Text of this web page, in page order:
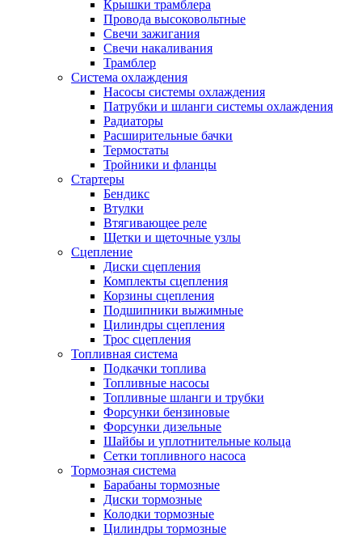
Крышки трамблера
Провода высоковольтные
Свечи зажигания
Свечи накаливания
Трамблер
Система охлаждения
Насосы системы охлаждения
Патрубки и шланги системы охлаждения
Радиаторы
Расширительные бачки
Термостаты
Тройники и фланцы
Стартеры
Бендикс
Втулки
Втягивающее реле
Щетки и щеточные узлы
Сцепление
Диски сцепления
Комплекты сцепления
Корзины сцепления
Подшипники выжимные
Цилиндры сцепления
Трос сцепления
Топливная система
Подкачки топлива
Топливные насосы
Топливные шланги и трубки
Форсунки бензиновые
Форсунки дизельные
Шайбы и уплотнительные кольца
Сетки топливного насоса
Тормозная система
Барабаны тормозные
Диски тормозные
Колодки тормозные
Цилиндры тормозные